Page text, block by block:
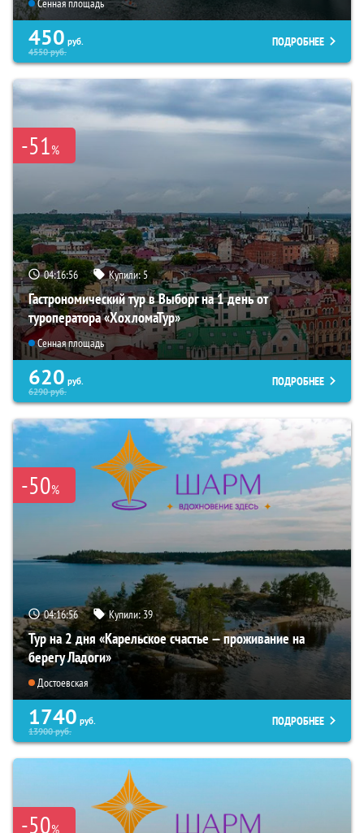
Сенная площадь
450 руб.
4550руб.
ПОДРОБНЕЕ
-51%
04:16:55 Купили:5
Гастрономический тур в Выборг на 1 день от
туроператора «ХохломаТур»
Сенная площадь
620 руб.
6290руб.
ПОДРОБНЕЕ
-50%
04:16:55 Купили:39
Тур на 2 дня «Карельское счастье — проживание на
берегу Ладоги»
Достоевская
1740 руб.
13900руб.
ПОДРОБНЕЕ
-50%